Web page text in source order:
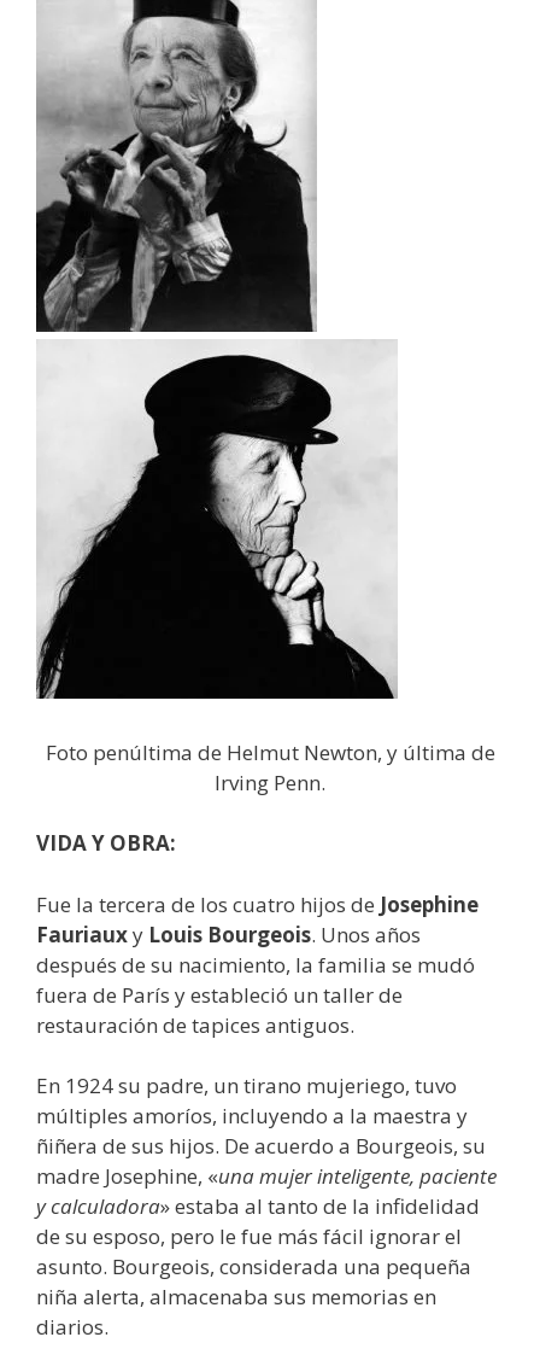
Foto penúltima de Helmut Newton, y última de
Irving Penn.
VIDA Y OBRA:
Fue la tercera de los cuatro hijos de Josephine
Fauriauxy Louis Bourgeois. Unos años
después de su nacimiento, la familia se mudó
fuera de París y estableció un taller de
restauración de tapices antiguos.
En 1924 su padre, un tirano mujeriego, tuvo
múltiples amoríos, incluyendo a la maestra y
ñiñera de sus hijos. De acuerdo a Bourgeois, su
madre Josephine, «una mujer inteligente, paciente
y calculadora» estaba al tanto de la infidelidad
de su esposo, pero le fue más fácil ignorar el
asunto. Bourgeois, considerada una pequeña
niña alerta, almacenaba sus memorias en
diarios.